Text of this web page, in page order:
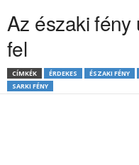
Az északi fény
fel
CÍMKÉK ÉRDEKES ÉSZAKI FÉNY
SARKI FÉNY